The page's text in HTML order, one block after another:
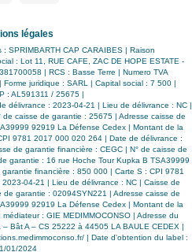
légales
SPRIMBARTH CAP CARAIBES | Raison
: Lot 11, RUE CAFE, ZAC DE HOPE ESTATE -
| RCS : Basse Terre | Numero TVA
juridique : SARL | Capital social : 7 500 |
: AL591311 / 25675 |
délivrance : 2023-04-21 | Lieu de délivrance : NC |
caisse de garantie : 25675 | Adresse caisse de
92919 La Défense Cedex | Montant de la
9781 2017 000 020 264 | Date de délivrance :
de garantie financière : CEGC | N° de caisse de
garantie : 16 rue Hoche Tour Kupka B TSA39999
financière : 850 000 | Carte S : CPI 9781
04-21 | Lieu de délivrance : NC | Caisse de
de garantie : 02094SYN221 | Adresse caisse de
92919 La Défense Cedex | Montant de la
: GIE MEDIMMOCONSO | Adresse du
Bât A – CS 25222 à 44505 LA BAULE CEDEX |
| Date d'obtention du label :
01/2024